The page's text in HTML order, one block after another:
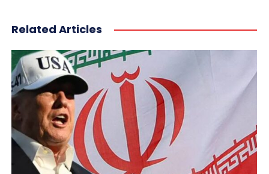
Related Articles